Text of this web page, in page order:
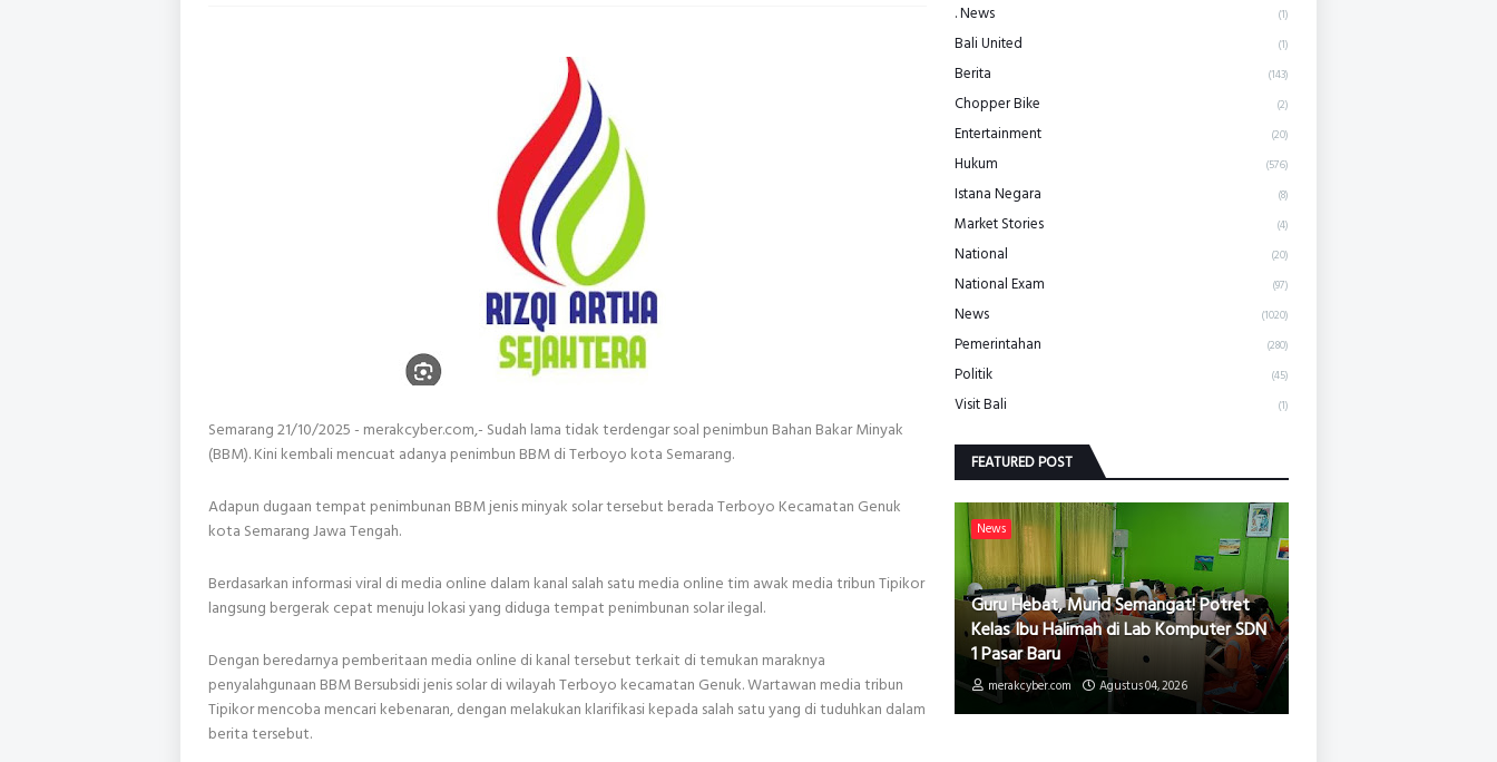
Semarang 21/10/2025 - merakcyber.com,- Sudah lama tidak terdengar soal penimbun Bahan Bakar Minyak
(BBM). Kini kembali mencuat adanya penimbun BBM di Terboyo kota Semarang.
Adapun dugaan tempat penimbunan BBM jenis minyak solar tersebut berada Terboyo Kecamatan Genuk
kota Semarang Jawa Tengah.
Berdasarkan informasi viral di media online dalam kanal salah satu media online tim awak media tribun Tipikor
langsung bergerak cepat menuju lokasi yang diduga tempat penimbunan solar ilegal.
Dengan beredarnya pemberitaan media online di kanal tersebut terkait di temukan maraknya
penyalahgunaan BBM Bersubsidi jenis solar di wilayah Terboyo kecamatan Genuk. Wartawan media tribun
Tipikor mencoba mencari kebenaran, dengan melakukan klarifikasi kepada salah satu yang di tuduhkan dalam
berita tersebut.
. News (1)
Bali United (1)
Berita (143)
Chopper Bike (2)
Entertainment (20)
Hukum (576)
Istana Negara (8)
Market Stories (4)
National (20)
National Exam (97)
News (1020)
Pemerintahan (280)
Politik (45)
Visit Bali (1)
FEATURED POST
News
Guru Hebat, Murid Semangat! Potret
Kelas Ibu Halimah di Lab Komputer SDN
1 Pasar Baru
merakcyber.com Agustus 04, 2026